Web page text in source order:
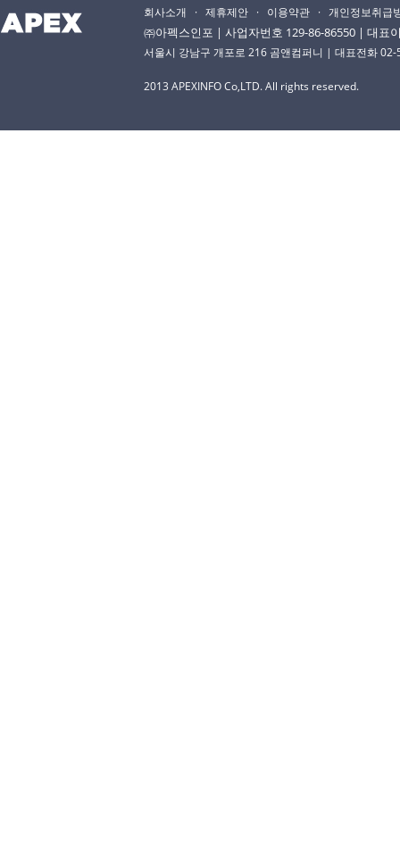
회사소개 · 제휴제안 · 이용약관 · 개인정보취급
㈜아펙스인포 | 사업자번호 129-86-86550 | 대표
서울시 강남구 개포로 216 곰앤컴퍼니 | 대표전화
2013 APEXINFO Co,LTD. All rights reserved.